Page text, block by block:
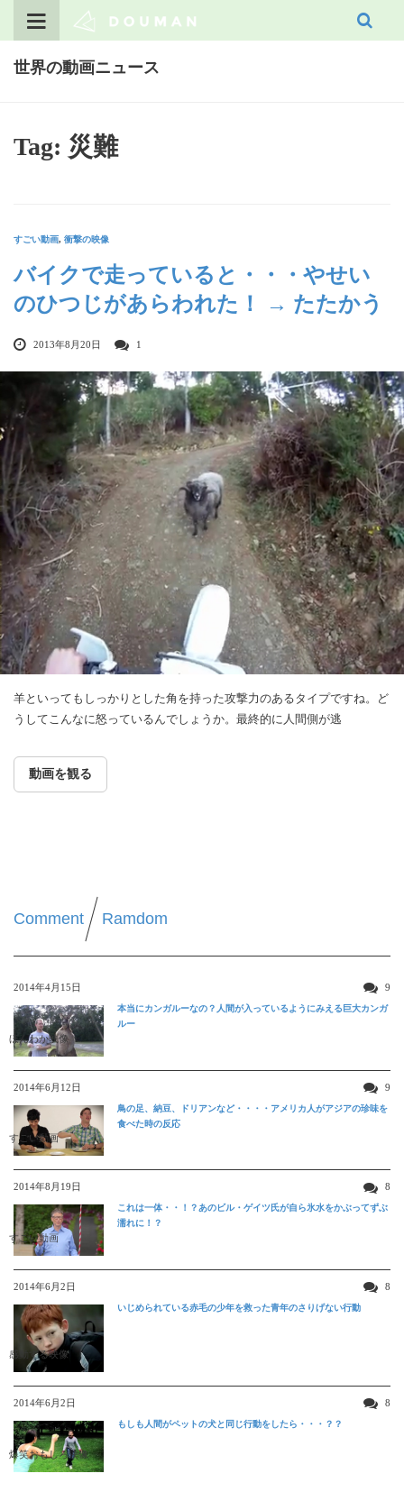
世界の動画ニュース
Tag: 災難
すごい動画, 衝撃の映像
バイクで走っていると・・・やせい
のひつじがあらわれた！ → たたかう
2013年8月20日 1
羊といってもしっかりとした角を持った攻撃力のあるタイプですね。ど
うしてこんなに怒っているんでしょうか。最終的に人間側が逃
動画を観る
Comment Ramdom
2014年4月15日 9
ほんわか映像
本当にカンガルーなの？人間が入っているようにみえる巨大カンガ
ルー
2014年6月12日 9
すごい動画
鳥の足、納豆、ドリアンなど・・・・アメリカ人がアジアの珍味を
食べた時の反応
2014年8月19日 8
すごい動画
これは一体・・！？あのビル・ゲイツ氏が自ら氷水をかぶってずぶ
濡れに！？
2014年6月2日 8
感動する映像
いじめられている赤毛の少年を救った青年のさりげない行動
2014年6月2日 8
爆笑おもしろ映像
もしも人間がペットの犬と同じ行動をしたら・・・？？